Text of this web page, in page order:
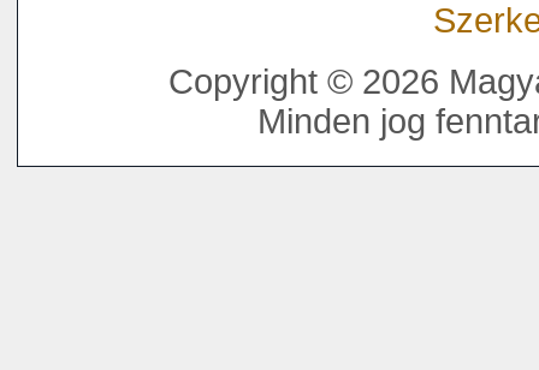
Copyright © 2026
Minden jog